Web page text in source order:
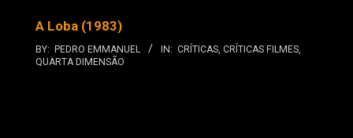
A Loba (1983)
BY: PEDRO EMMANUEL IN: CRÍTICAS CRÍTICAS FILMES
QUARTA DIMENSÃO